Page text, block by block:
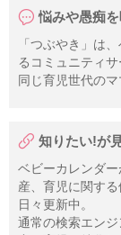
悩みや愚痴を
「つぶやき」は
るコミュニティ
同じ育児世代の
知りたい!が
ベビーカレンダ
産、育児に関す
日々更新中。
通常の検索エン